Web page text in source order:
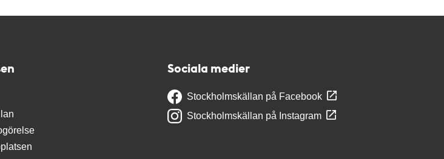
Sociala medier
Stockholmskällan på Facebook
Stockholmskällan på Instagram